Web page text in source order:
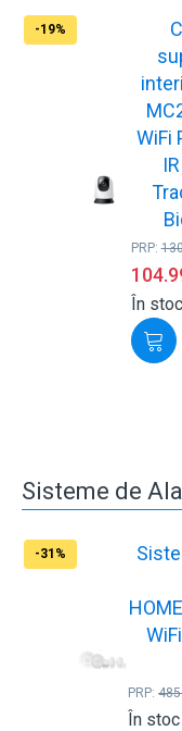
-19%
WiFi
PRP:
În stoc
Sisteme de
-31%
PRP:
În stoc